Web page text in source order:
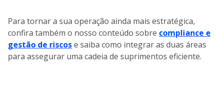
Para tornar a sua operação ainda mais estratégica,
confira também o nosso conteúdo sobre compliance e
gestão de riscose saiba como integrar as duas áreas
para assegurar uma cadeia de suprimentos eficiente.